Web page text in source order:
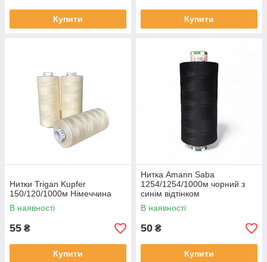
Купити Купити
Нитки Trigan Kupfer
150/120/1000м Німеччина
В наявності
55 ₴
Купити
Нитка Amann Saba
1254/1254/1000м чорний з
синім відтінком
В наявності
50 ₴
Купити